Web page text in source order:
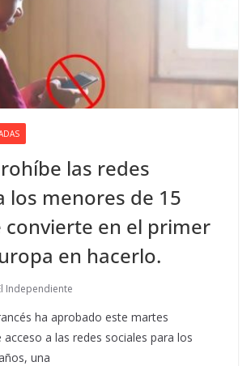
las redes
los menores de 15
convierte en el primer
en hacerlo.
Independiente
ha aprobado este martes
a las redes sociales para los
una